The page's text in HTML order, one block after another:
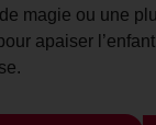
magie ou une
apaiser